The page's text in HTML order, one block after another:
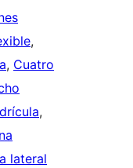
, Cuatro
lateral